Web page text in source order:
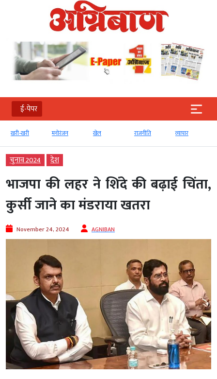
ई-पेपर
खरी-खरी मनोरंजन खेल राजनीति व्‍यापार
चुनाव 2024 देश
भाजपा की लहर ने शिंदे की बढ़ाई चिंता,
कुर्सी जाने का मंडराया खतरा
November 24, 2024 AGNIBAN